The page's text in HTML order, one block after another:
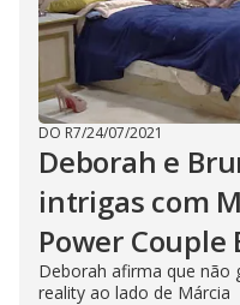
DO R7/24/07/2021
Deborah e
intrigas com
Power Couple
Deborah afirma que não
reality ao lado de Márcia